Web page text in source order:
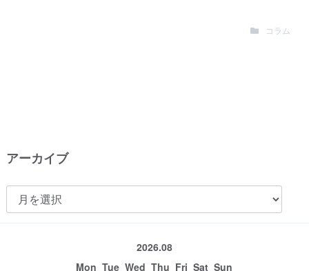
コラム
アーカイブ
ー
2026.08
Mon Tue Wed Thu Fri Sat Sun